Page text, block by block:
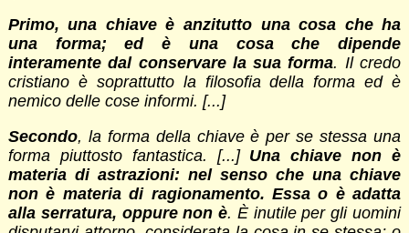
Primo, una chiave è anzitutto una cosa che ha
una forma; ed è una cosa che dipende
interamente dal conservare la sua forma. Il credo
cristiano è soprattutto la filosofia della forma ed è
nemico delle cose informi. [...]
Secondo, la forma della chiave è per se stessa una
forma piuttosto fantastica. [...] Una chiave non è
materia di astrazioni: nel senso che una chiave
non è materia di ragionamento. Essa o è adatta
alla serratura, oppure non è. È inutile per gli uomini